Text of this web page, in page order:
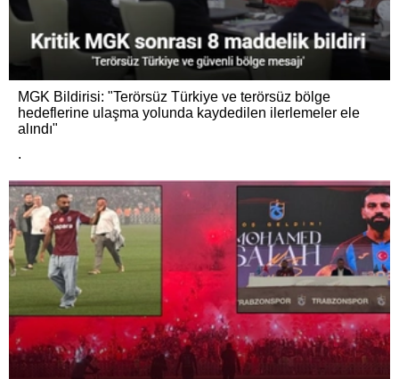
MGK Bildirisi: "Terörsüz Türkiye ve terörsüz bölge
hedeflerine ulaşma yolunda kaydedilen ilerlemeler ele
alındı"
.